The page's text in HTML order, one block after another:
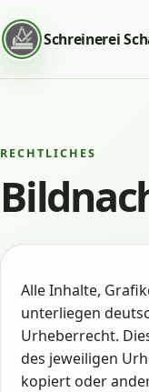
Schreinerei
RECHTLICHES
Alle Inhalte,
unterliegen
Urheberrecht.
des jeweiligen
kopiert oder